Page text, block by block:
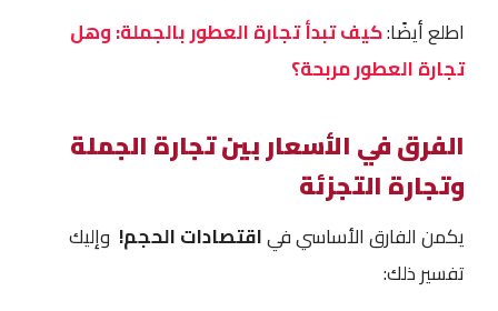
اطلع أيضًا:كيف تبدأ تجارة العطور بالجملة: وهل
تجارة العطور مربحة؟
الفرق في الأسعار بين تجارة الجملة
وتجارة التجزئة
يكمن الفارق الأساسي فياقتصادات الحجم! وإليك
تفسير ذلك: